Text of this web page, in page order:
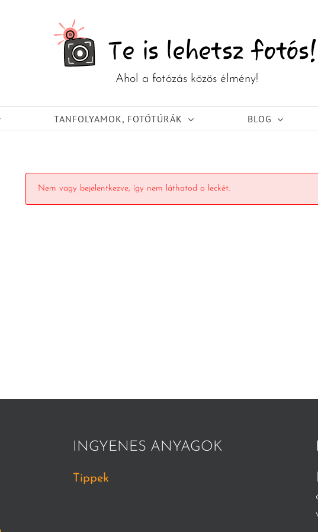
TANFOLYAMOK, FOTÓTÚRÁK BLOG
Nem vagy bejelentkezve, így nem láthatod a leckét.
INGYENES ANYAGOK
Tippek